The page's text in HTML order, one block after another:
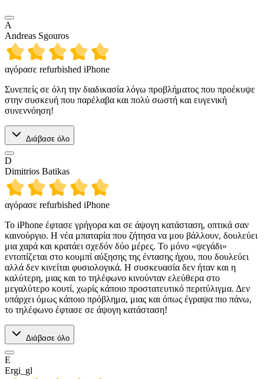
A
Andreas Sgouros
αγόρασε refurbished iPhone
Συνεπείς σε όλη την διαδικασία λόγω προβλήματος που προέκυψε
στην συσκευή που παρέλαβα και πολύ σωστή και ευγενική
συνεννόηση!
Διάβασε όλο
D
Dimitrios Batikas
αγόρασε refurbished iPhone
Το iPhone έφτασε γρήγορα και σε άψογη κατάσταση, οπτικά σαν
καινούργιο. Η νέα μπαταρία που ζήτησα να μου βάλλουν, δουλεύει
μια χαρά και κρατάει σχεδόν δύο μέρες. Το μόνο «ψεγάδι»
εντοπίζεται στο κουμπί αύξησης της έντασης ήχου, που δουλεύει
αλλά δεν κινείται φυσιολογικά. Η συσκευασία δεν ήταν και η
καλύτερη, μιας και το τηλέφωνο κινούνταν ελεύθερα στο
μεγαλύτερο κουτί, χωρίς κάποιο προστατευτικό περιτύλιγμα. Δεν
υπάρχει όμως κάποιο πρόβλημα, μιας και όπως έγραψα πιο πάνω,
το τηλέφωνο έφτασε σε άψογη κατάσταση!
Διάβασε όλο
E
Ergi_gl